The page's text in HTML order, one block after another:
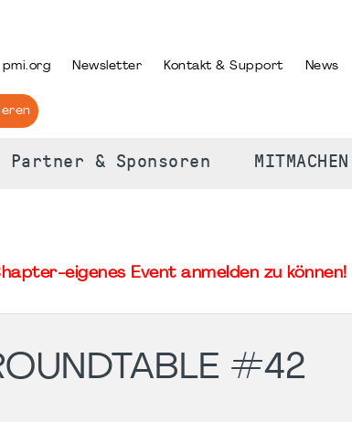
pmi.org Newsletter Kontakt & Support News
Partner & Sponsoren MITMACHEN
eigenes Event anmelden zu können!
#42